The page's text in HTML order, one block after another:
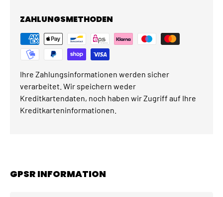
ZAHLUNGSMETHODEN
Ihre Zahlungsinformationen werden sicher
verarbeitet. Wir speichern weder
Kreditkartendaten, noch haben wir Zugriff auf Ihre
Kreditkarteninformationen.
GPSR INFORMATION